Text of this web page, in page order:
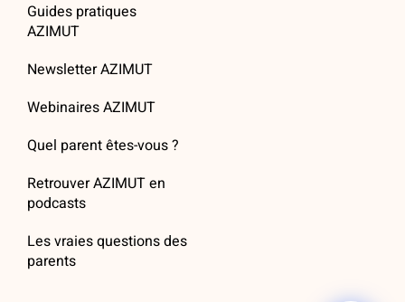
Guides pratiques
AZIMUT
Newsletter AZIMUT
Webinaires AZIMUT
Quel parent êtes-vous ?
Retrouver AZIMUT en
podcasts
Les vraies questions des
parents